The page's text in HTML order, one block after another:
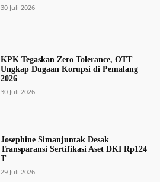
30 Juli 2026
KPK Tegaskan Zero Tolerance, OTT
Ungkap Dugaan Korupsi di Pemalang
2026
30 Juli 2026
Josephine Simanjuntak Desak
Transparansi Sertifikasi Aset DKI Rp124
T
29 Juli 2026